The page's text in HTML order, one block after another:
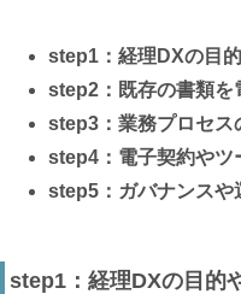
step1：経理DXの目
step2：既存の書類を
step3：業務プロセス
step4：電子契約やツ
step5：ガバナンスや
step1：経理DXの目的